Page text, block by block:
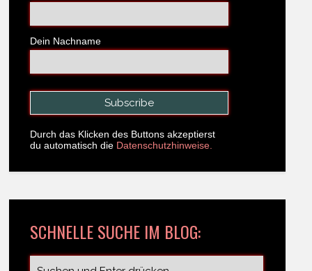
Dein Nachname
Durch das Klicken des Buttons akzeptierst
du automatisch die Datenschutzhinweise.
SCHNELLE SUCHE IM BLOG: